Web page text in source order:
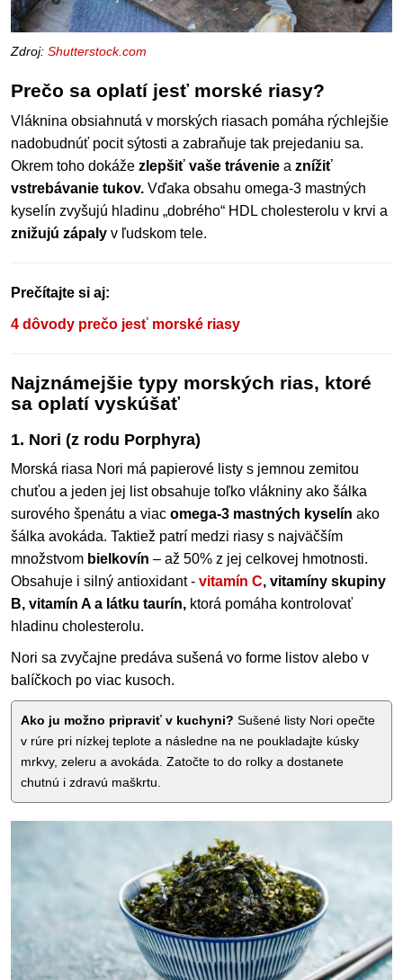
Zdroj: Shutterstock.com
Prečo sa oplatí jesť morské riasy?
Vláknina obsiahnutá v morských riasach pomáha rýchlejšie
nadobudnúť pocit sýtosti a zabraňuje tak prejedaniu sa.
Okrem toho dokáže zlepšiť vaše trávenie a znížiť
vstrebávanie tukov. Vďaka obsahu omega-3 mastných
kyselín zvyšujú hladinu „dobrého“ HDL cholesterolu v krvi a
znižujú zápaly v ľudskom tele.
Prečítajte si aj:
4 dôvody prečo jesť morské riasy
Najznámejšie typy morských rias, ktoré
sa oplatí vyskúšať
1. Nori (z rodu Porphyra)
Morská riasa Nori má papierové listy s jemnou zemitou
chuťou a jeden jej list obsahuje toľko vlákniny ako šálka
surového špenátu a viac omega-3 mastných kyselín ako
šálka avokáda. Taktiež patrí medzi riasy s najväčším
množstvom bielkovín – až 50% z jej celkovej hmotnosti.
Obsahuje i silný antioxidant - vitamín C, vitamíny skupiny
B, vitamín A a látku taurín, ktorá pomáha kontrolovať
hladinu cholesterolu.
Nori sa zvyčajne predáva sušená vo forme listov alebo v
balíčkoch po viac kusoch.
Ako ju možno pripraviť v kuchyni? Sušené listy Nori opečte
v rúre pri nízkej teplote a následne na ne poukladajte kúsky
mrkvy, zeleru a avokáda. Zatočte to do rolky a dostanete
chutnú i zdravú maškrtu.